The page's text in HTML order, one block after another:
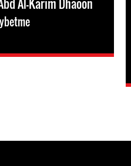
Al-Karim Dhaoon